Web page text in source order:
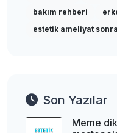
bakım rehberi
estetik ameliyat
Son Yazılar
Meme